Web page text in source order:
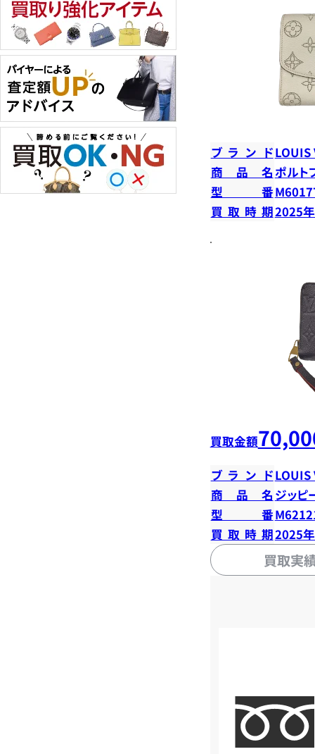
ブランドLOUIS
商品名ポルト
型番
買取時期2025
買取金額
ブランドLOUIS
商品名 ジッピ
型番
買取時期2025
買取実